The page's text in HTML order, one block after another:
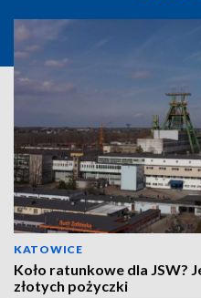
KATOWICE
Koło ratunkowe dla JSW?
złotych pożyczki